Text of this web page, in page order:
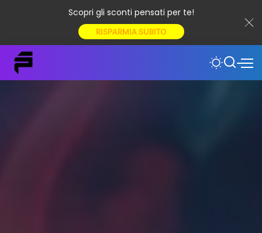
Scopri gli sconti pensati per te!
RISPARMIA SUBITO